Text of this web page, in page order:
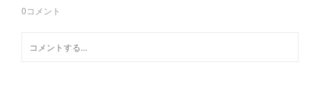
0コメント